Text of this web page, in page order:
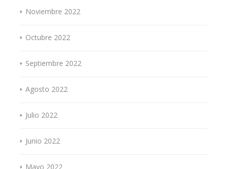
Noviembre 2022
Octubre 2022
Septiembre 2022
Agosto 2022
Julio 2022
Junio 2022
Mayo 2022